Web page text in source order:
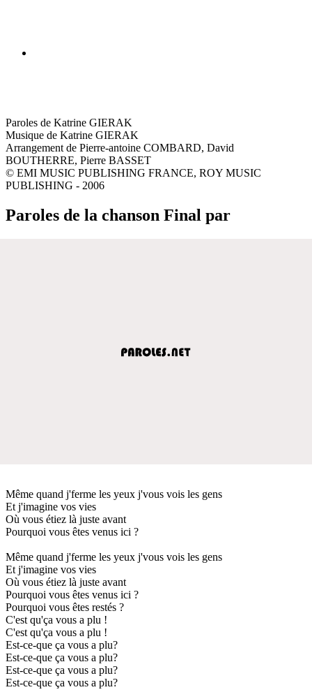
Paroles de Katrine GIERAK
Musique de Katrine GIERAK
Arrangement de Pierre-antoine COMBARD, David
BOUTHERRE, Pierre BASSET
© EMI MUSIC PUBLISHING FRANCE, ROY MUSIC
PUBLISHING - 2006
Paroles de la chanson Final par
Même quand j'ferme les yeux j'vous vois les gens
Et j'imagine vos vies
Où vous étiez là juste avant
Pourquoi vous êtes venus ici ?
Même quand j'ferme les yeux j'vous vois les gens
Et j'imagine vos vies
Où vous étiez là juste avant
Pourquoi vous êtes venus ici ?
Pourquoi vous êtes restés ?
C'est qu'ça vous a plu !
C'est qu'ça vous a plu !
Est-ce-que ça vous a plu?
Est-ce-que ça vous a plu?
Est-ce-que ça vous a plu?
Est-ce-que ça vous a plu?